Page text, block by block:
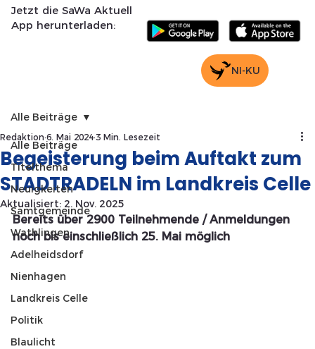
Jetzt die SaWa Aktuell
App herunterladen:
NI-KU
Alle Beiträge
Titelthema
Neuigkeiten
Samtgemeinde
Wathlingen
Adelheidsdorf
Nienhagen
Landkreis Celle
Politik
Blaulicht
Alle Beiträge
Begeisterung beim Auftakt zum
STADTRADELN im Landkreis Celle
Redaktion 6. Mai 2024 3 Min. Lesezeit
Aktualisiert: 2. Nov. 2025
Bereits über 2900 Teilnehmende / Anmeldungen
noch bis einschließlich 25. Mai möglich